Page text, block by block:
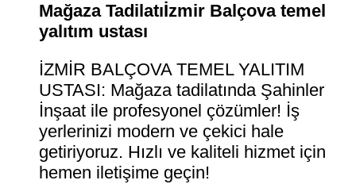
Mağaza Tadilatıİzmir Balçova temel
yalıtım ustası
İZMİR BALÇOVA TEMEL YALITIM
USTASI: Mağaza tadilatında Şahinler
İnşaat ile profesyonel çözümler! İş
yerlerinizi modern ve çekici hale
getiriyoruz. Hızlı ve kaliteli hizmet için
hemen iletişime geçin!